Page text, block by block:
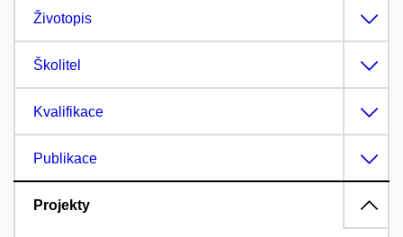
Životopis
Školitel
Kvalifikace
Publikace
Projekty